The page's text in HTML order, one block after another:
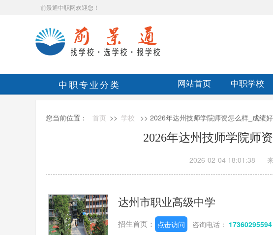
前景通中职网欢迎您！
中职专业分类 网站首页 中职学校
您当前位置： 首页 >> 学校 >> 2026年达州技师学院师资怎么样_成绩
2026年达州技师学院师
2026-02-04 18:01:38
达州市职业高级中学
招生首页： 点击访问 咨询电话： 17360295594